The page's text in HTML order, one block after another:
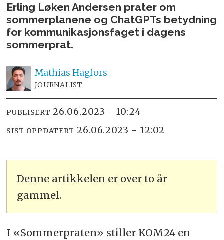
Erling Løken Andersen prater om
sommerplanene og ChatGPTs betydning
for kommunikasjonsfaget i dagens
sommerprat.
Mathias Hagfors
JOURNALIST
PUBLISERT 26.06.2023 - 10:24
SIST OPPDATERT 26.06.2023 - 12:02
Denne artikkelen er over to år
gammel.
I «Sommerpraten» stiller KOM24 en